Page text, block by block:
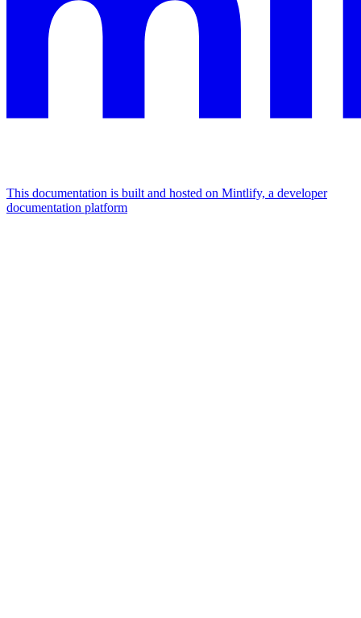
This documentation is built and hosted on Mintlify, a developer
documentation platform